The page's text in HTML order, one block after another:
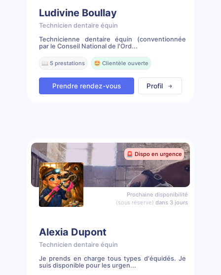
Ludivine Boullay
Technicien dentaire équin
Technicienne dentaire équin (conventionnée
par le Conseil National de l'Ord...
📖 5 prestations 🤩 Clientèle ouverte
Prendre rendez-vous Profil
🚨 Dispo en urgence
Prochaine disponibilité
(sous réserve) dans 3 jours
Alexia Dupont
Technicien dentaire équin
Je prends en charge tous types d'équidés. Je
suis disponible pour les urgen...